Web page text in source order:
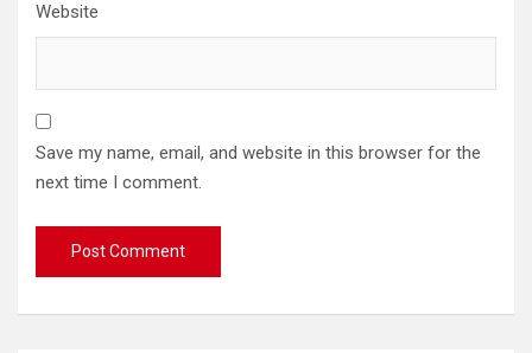
Website
Save my name, email, and website in this browser for the
next time I comment.